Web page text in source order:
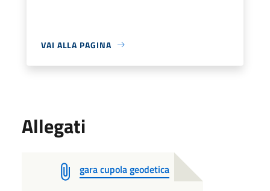
VAI ALLA PAGINA
Allegati
gara cupola geodetica